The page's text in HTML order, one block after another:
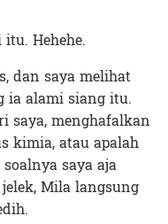
Hehehe.
dan saya melihat
ia alami siang itu.
saya, menghafalkan
kimia, atau apalah
saya aja
Mila langsung